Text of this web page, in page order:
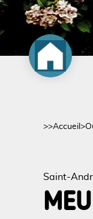
>>Accueil >
Saint-